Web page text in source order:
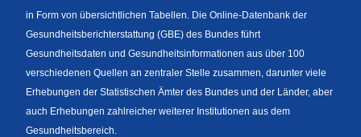
News
in Form von übersichtlichen Tabellen. Die Online-Datenbank der
Gesundheitsberichterstattung (GBE) des Bundes führt
Gesundheitsdaten und Gesundheitsinformationen aus über 100
verschiedenen Quellen an zentraler Stelle zusammen, darunter viele
Erhebungen der Statistischen Ämter des Bundes und der Länder, aber
auch Erhebungen zahlreicher weiterer Institutionen aus dem
Gesundheitsbereich.